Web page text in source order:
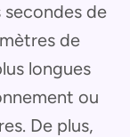
de
de
longues
ou
De plus,